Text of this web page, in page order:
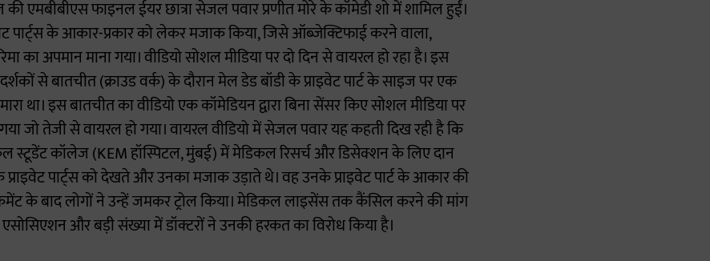
एमबीबीएस फाइनल ईयर छात्रा सेजल पवार प्रणीत मोरे के कॉमेडी शो में शामिल हुईं।
पार्ट्स के आकार-प्रकार को लेकर मजाक किया, जिसे ऑब्जेक्टिफाई करने वाला,
का अपमान माना गया। वीडियो सोशल मीडिया पर दो दिन से वायरल हो रहा है। इस
से बातचीत (क्राउड वर्क) के दौरान मेल डेड बॉडी के प्राइवेट पार्ट के साइज पर एक
था। इस बातचीत का वीडियो एक कॉमेडियन द्वारा बिना सेंसर किए सोशल मीडिया पर
जो तेजी से वायरल हो गया। वायरल वीडियो में सेजल पवार यह कहती दिख रही है कि
स्टूडेंट कॉलेज (KEM हॉस्पिटल, मुंबई) में मेडिकल रिसर्च और डिसेक्शन के लिए दान
पार्ट्स को देखते और उनका मजाक उड़ाते थे। वह उनके प्राइवेट पार्ट के आकार की
के बाद लोगों ने उन्हें जमकर ट्रोल किया। मेडिकल लाइसेंस तक कैंसिल करने की मांग
और बड़ी संख्या में डॉक्टरों ने उनकी हरकत का विरोध किया है।